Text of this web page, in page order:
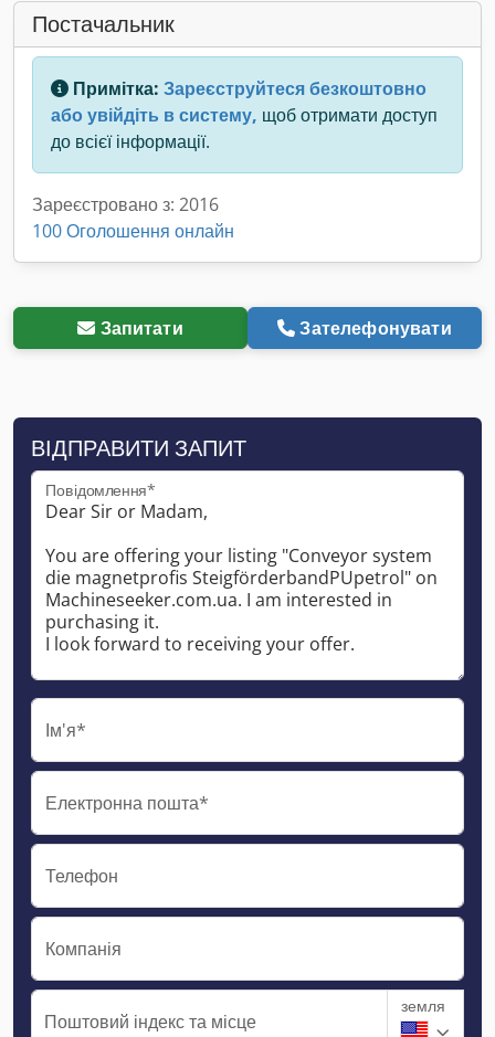
Постачальник
Примітка: Зареєструйтеся безкоштовно
або увійдіть в систему, щоб отримати доступ
до всієї інформації.
Зареєстровано з: 2016
100 Оголошення онлайн
Запитати Зателефонувати
ВІДПРАВИТИ ЗАПИТ
Повідомлення*
Ім'я*
Електронна пошта*
Телефон
Компанія
Поштовий індекс та місце
земля